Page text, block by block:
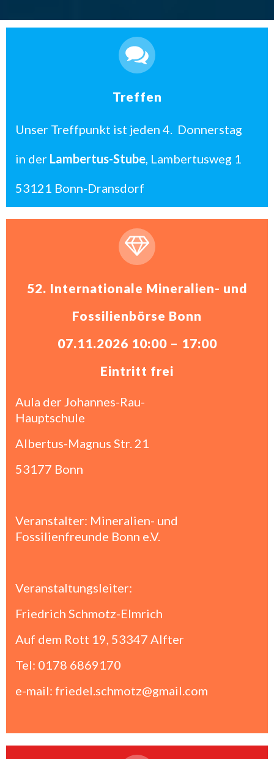
Treffen
Unser Treffpunkt ist jeden 4. Donnerstag
in der Lambertus-Stube, Lambertusweg 1
53121 Bonn-Dransdorf
52. Internationale Mineralien- und
Fossilienbörse Bonn
07.11.2026 10:00 – 17:00
Eintritt frei
Aula der Johannes-Rau-
Hauptschule
Albertus-Magnus Str. 21
53177 Bonn
Veranstalter: Mineralien- und
Fossilienfreunde Bonn e.V.
Veranstaltungsleiter:
Friedrich Schmotz-Elmrich
Auf dem Rott 19, 53347 Alfter
Tel: 0178 6869170
e-mail: friedel.schmotz@gmail.com